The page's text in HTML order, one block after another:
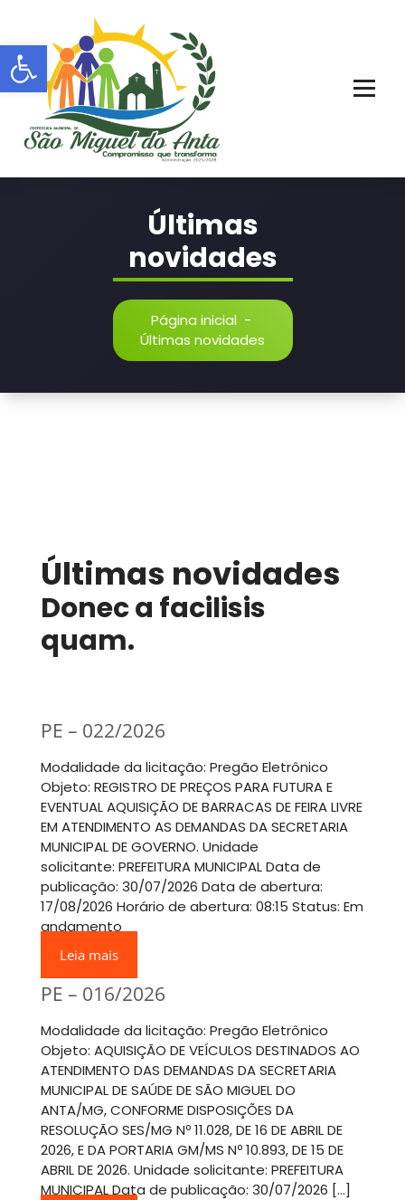
Barra de Ferramentas Aberta
o
conteúdo
Últimas
novidades
Página inicial -
Últimas novidades
Últimas novidades
Donec a facilisis
quam.
PE – 022/2026
Modalidade da licitação: Pregão Eletrônico
Objeto: REGISTRO DE PREÇOS PARA FUTURA E
EVENTUAL AQUISIÇÃO DE BARRACAS DE FEIRA LIVRE
EM ATENDIMENTO AS DEMANDAS DA SECRETARIA
MUNICIPAL DE GOVERNO. Unidade
solicitante: PREFEITURA MUNICIPAL Data de
publicação: 30/07/2026 Data de abertura:
17/08/2026 Horário de abertura: 08:15 Status: Em
andamento
Leia mais
PE – 016/2026
Modalidade da licitação: Pregão Eletrônico
Objeto: AQUISIÇÃO DE VEÍCULOS DESTINADOS AO
ATENDIMENTO DAS DEMANDAS DA SECRETARIA
MUNICIPAL DE SAÚDE DE SÃO MIGUEL DO
ANTA/MG, CONFORME DISPOSIÇÕES DA
RESOLUÇÃO SES/MG Nº 11.028, DE 16 DE ABRIL DE
2026, E DA PORTARIA GM/MS Nº 10.893, DE 15 DE
ABRIL DE 2026. Unidade solicitante: PREFEITURA
MUNICIPAL Data de publicação: 30/07/2026 […]